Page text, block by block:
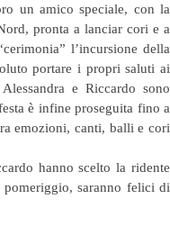
un amico speciale, con la
pronta a lanciar cori e a
l’incursione della
portare i propri saluti ai
e Riccardo sono
è infine proseguita fino a
emozioni, canti, balli e cori
hanno scelto la ridente
saranno felici di